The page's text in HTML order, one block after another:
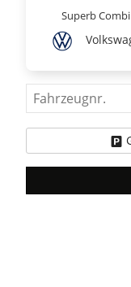
Superb Combi
Fahrzeugnr.